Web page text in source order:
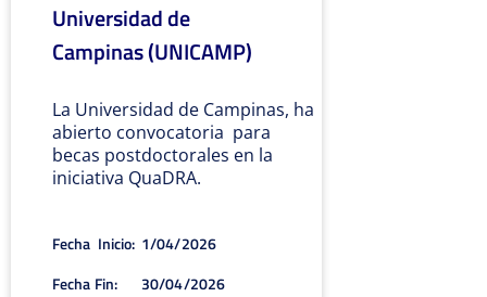
Universidad de
Campinas (UNICAMP)
La Universidad de Campinas, ha
abierto convocatoria para
becas postdoctorales en la
iniciativa QuaDRA.
Fecha Inicio: 1/04/2026
Fecha Fin:
30/04/2026